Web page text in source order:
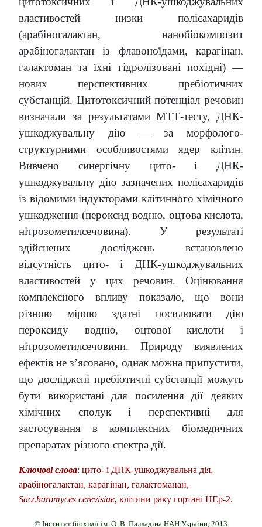
властивостей низки полісахаридів
(арабіногалактан, нанобіокомпозит
арабіногалактан із флавоноїдами, карагінан,
галактоман та їхні гідролізовані похідні) —
нових перспективних пребіотичних
субстанцій. Цитотоксичний потенціал речовин
визначали за результатами МТТ-тесту, ДНК-
ушкоджувальну дію — за морфолого-
структурними особливостями ядер клітин.
Вивчено синергічну цито- і ДНК-
ушкоджувальну дію зазначених полісахаридів
із відомими індукторами клітинного хімічного
ушкодження (пероксид водню, оцтова кислота,
нітрозометилсечовина). У результаті
здійснених досліджень встановлено
відсутність цито- і ДНК-ушкоджувальних
властивостей у цих речовин. Оцінювання
комплексного впливу показало, що вони
різною мірою здатні посилювати дію
пероксиду водню, оцтової кислоти і
нітрозометилсечовини. Природу виявлених
ефектів не з’ясовано, однак можна припустити,
що досліджені пребіотичні субстанції можуть
бути використані для посилення дії деяких
хімічних сполук і перспективні для
застосування в комплексних біомедичних
препаратах різного спектра дії.
Ключові слова: цито- і ДНК-ушкоджувальна дія,
арабіногалактан, карагінан, галактоманан,
Saccharomyces cerevisiae, клітини раку гортані НЕр-2.
© Інститут біохімії ім. О. В. Палладіна НАН України, 2013